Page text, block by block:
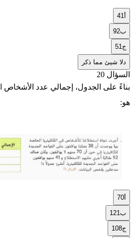
41
ب92
ج51
لا شيئ مما ذكر
السؤال 20
بناءً على الجدول، إجمالي عدد الأشخاص
هو:
70
ب121
ج108